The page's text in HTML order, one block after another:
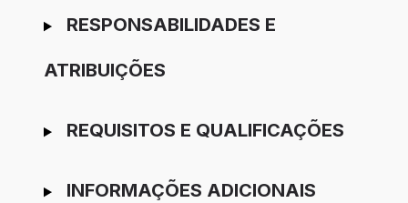
RESPONSABILIDADES E
ATRIBUIÇÕES
REQUISITOS E QUALIFICAÇÕES
INFORMAÇÕES ADICIONAIS